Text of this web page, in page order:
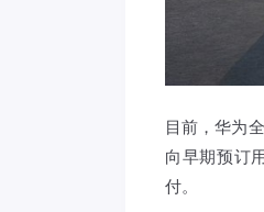
目前，华为
向早期预订
付。